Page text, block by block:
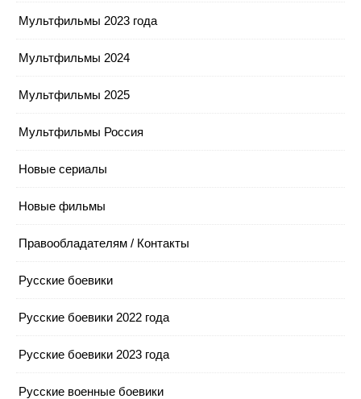
Мультфильмы 2023 года
Мультфильмы 2024
Мультфильмы 2025
Мультфильмы Россия
Новые сериалы
Новые фильмы
Правообладателям / Контакты
Русские боевики
Русские боевики 2022 года
Русские боевики 2023 года
Русские военные боевики